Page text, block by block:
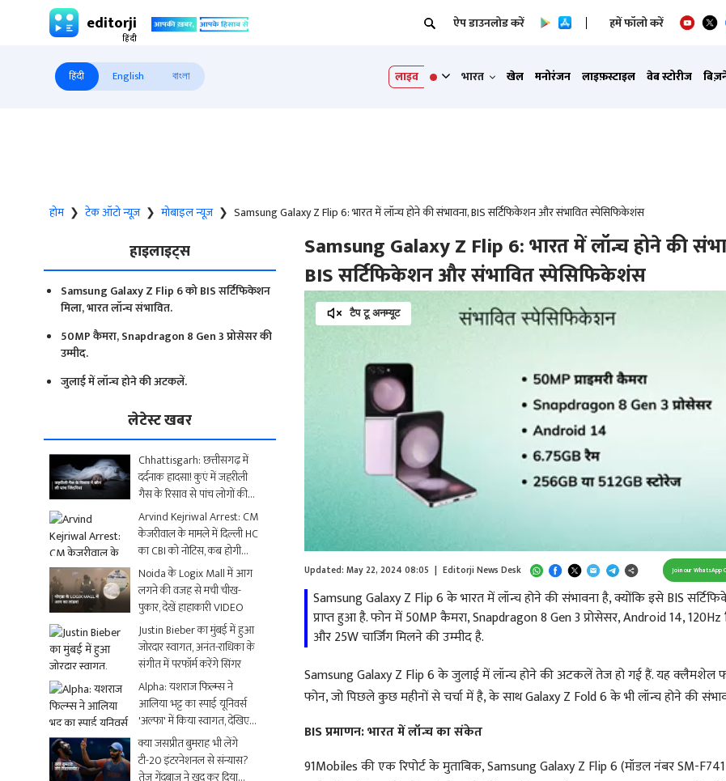
editorji ऐप डाउनलोड करें हमें फॉलो करें
हिंदी English বাংলা लाइव भारत खेल मनोरंजन लाइफ़स्टाइल वेब स्टोरीज
होम ❯ टेक ऑटो न्यूज़ ❯ मोबाइल न्यूज़ ❯ Samsung Galaxy Z Flip 6: भारत में लॉन्च होने की संभावना, BIS सर्टिफिकेशन और संभावित स्पेसिफिकेशंस
हाइलाइट्स
Samsung Galaxy Z Flip 6 को BIS सर्टिफिकेशन
मिला, भारत लॉन्च संभावित.
50MP कैमरा, Snapdragon 8 Gen 3 प्रोसेसर की
उम्मीद.
जुलाई में लॉन्च होने की अटकलें.
लेटेस्ट खबर
Chhattisgarh: छत्तीसगढ़ में
दर्दनाक हादसा! कुएं में जहरीली
गैस के रिसाव से पांच लोगों की
मौत
Arvind Kejriwal Arrest: CM
केजरीवाल के मामले में दिल्ली HC
का CBI को नोटिस, कब होगी
अगली सुनवाई?
Noida के Logix Mall में आग
लगने की वजह से मची चीख-
पुकार, देखें हाहाकारी VIDEO
Justin Bieber का मुंबई में हुआ
जोरदार स्वागत, अनंत-राधिका के
संगीत में परफॉर्म करेंगे सिंगर
Alpha: यशराज फिल्म्स ने
आलिया भट्ट का स्पाई यूनिवर्स
'अल्फा' में किया स्वागत, देखिए
धमाकेदार Video
क्या जसप्रीत बुमराह भी लेंगे
टी-20 इंटरनेशनल से संन्यास?
तेज गेंदबाज ने खुद कर दिया
Samsung Galaxy Z Flip 6: भारत में लॉन्च होने की
BIS सर्टिफिकेशन और संभावित स्पेसिफिकेशंस
Samsung Galaxy Z Flip 6 के भारत में लॉन्च होने की संभावना है, क्योंकि इसे BIS
प्राप्त हुआ है. फोन में 50MP कैमरा, Snapdragon 8 Gen 3 प्रोसेसर, Android 14, 120Hz
और 25W चार्जिंग मिलने की उम्मीद है.
Updated: May 22, 2024 08:05 | Editorji News Desk Join our WhatsApp
टैप टू अनम्यूट
Samsung Galaxy Z Flip 6 के जुलाई में लॉन्च होने की अटकलें तेज हो गई हैं. यह क्लैमशेल
फोन, जो पिछले कुछ महीनों से चर्चा में है, के साथ Galaxy Z Fold 6 के भी लॉन्च होने की
BIS प्रमाणन: भारत में लॉन्च का संकेत
91Mobiles की एक रिपोर्ट के मुताबिक, Samsung Galaxy Z Flip 6 (मॉडल नंबर SM-